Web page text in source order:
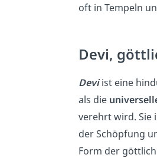
oft in Tempeln
Devi,
Devi ist eine
als die
verehrt wird. Sie
der Schöpfung
Form der